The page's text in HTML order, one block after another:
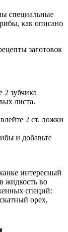
специальные
как описано
2 зубчика
листа.
2 ст. ложки
и добавьте
интересный
жидкость во
специй:
орех,